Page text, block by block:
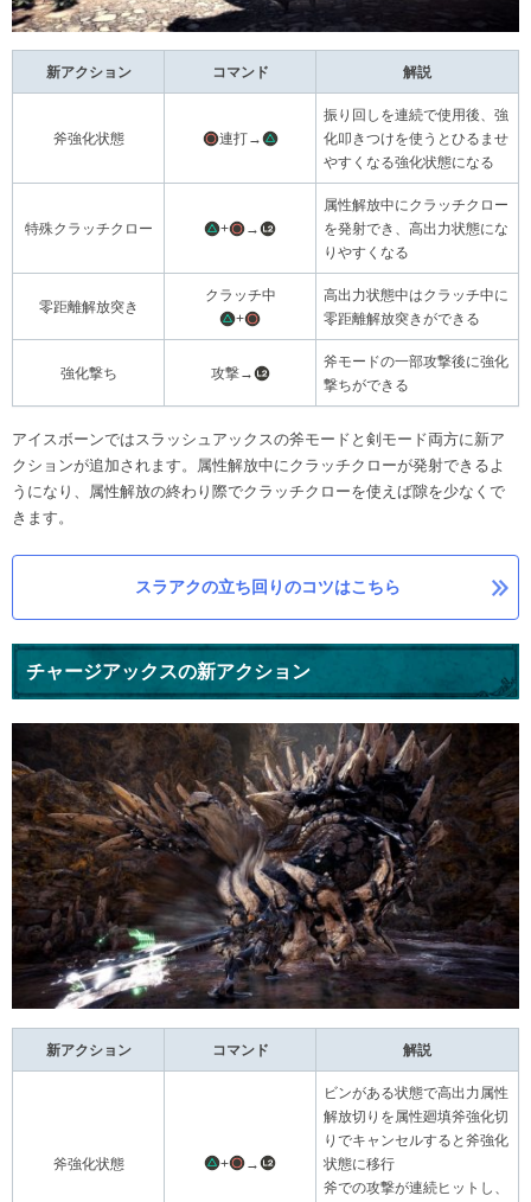
新アクション コマンド 解説
斧強化状態 連打→
振り回しを連続で使用後、強
化叩きつけを使うとひるませ
やすくなる強化状態になる
特殊クラッチクロー + →
属性解放中にクラッチクロー
を発射でき、高出力状態にな
りやすくなる
零距離解放突き
クラッチ中
+
高出力状態中はクラッチ中に
零距離解放突きができる
強化撃ち 攻撃→
斧モードの一部攻撃後に強化
撃ちができる
アイスボーンではスラッシュアックスの斧モードと剣モード両方に新ア
クションが追加されます。属性解放中にクラッチクローが発射できるよ
うになり、属性解放の終わり際でクラッチクローを使えば隙を少なくで
きます。
スラアクの立ち回りのコツはこちら
チャージアックスの新アクション
新アクション コマンド 解説
斧強化状態 + →
ビンがある状態で高出力属性
解放切りを属性廻填斧強化切
りでキャンセルすると斧強化
状態に移行
斧での攻撃が連続ヒットし、